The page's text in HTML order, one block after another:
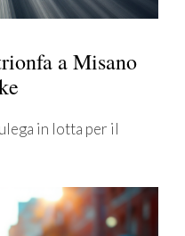
a Misano
in lotta per il